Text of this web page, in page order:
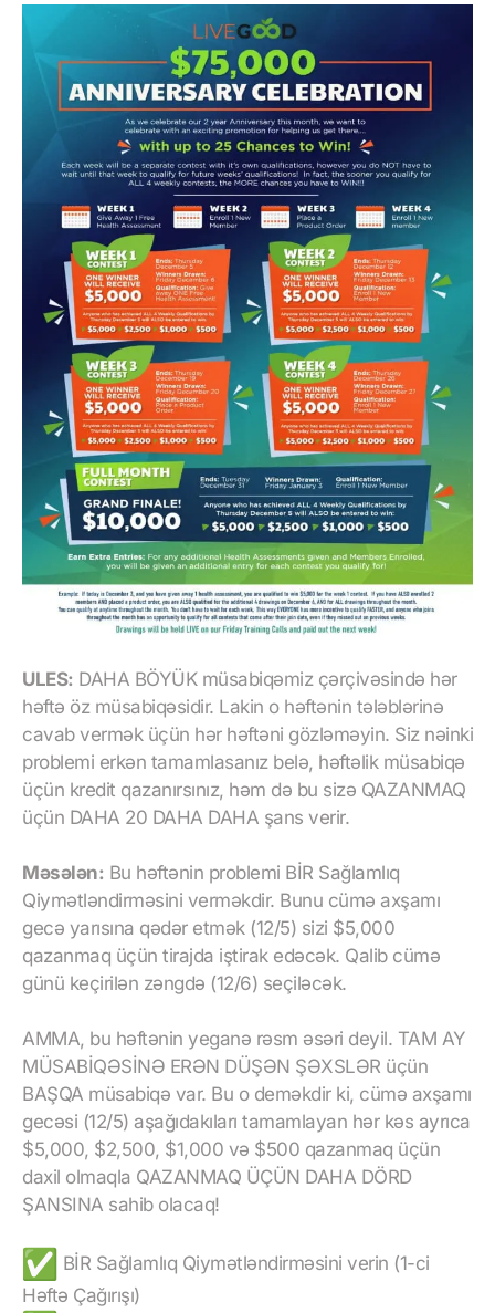
ULES: DAHA BÖYÜK müsabiqəmiz çərçivəsində hər
həftə öz müsabiqəsidir. Lakin o həftənin tələblərinə
cavab vermək üçün hər həftəni gözləməyin. Siz nəinki
problemi erkən tamamlasanız belə, həftəlik müsabiqə
üçün kredit qazanırsınız, həm də bu sizə QAZANMAQ
üçün DAHA 20 DAHA DAHA şans verir.
Məsələn: Bu həftənin problemi BİR Sağlamlıq
Qiymətləndirməsini verməkdir. Bunu cümə axşamı
gecə yarısına qədər etmək (12/5) sizi $5,000
qazanmaq üçün tirajda iştirak edəcək. Qalib cümə
günü keçirilən zəngdə (12/6) seçiləcək.
AMMA, bu həftənin yeganə rəsm əsəri deyil. TAM AY
MÜSABİQƏSİNƏ ERƏN DÜŞƏN ŞƏXSLƏR üçün
BAŞQA müsabiqə var. Bu o deməkdir ki, cümə axşamı
gecəsi (12/5) aşağıdakıları tamamlayan hər kəs ayrıca
$5,000, $2,500, $1,000 və $500 qazanmaq üçün
daxil olmaqla QAZANMAQ ÜÇÜN DAHA DÖRD
ŞANSINA sahib olacaq!
BİR Sağlamlıq Qiymətləndirməsini verin (1-ci
Həftə Çağırışı)